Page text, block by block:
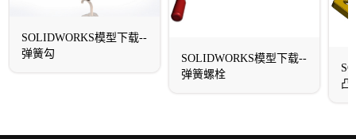
SOLIDWORKS模型下载--
弹簧勾
SOLIDWORKS模型下载--
弹簧螺栓
凸